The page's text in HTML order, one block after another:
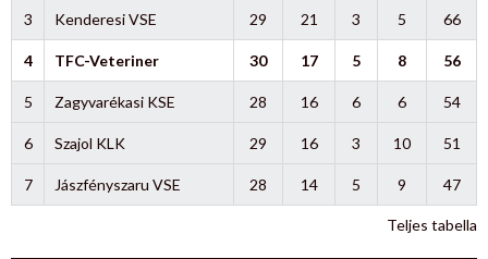
3 Kenderesi VSE 29 21 3 5 66
4 TFC-Veteriner 30 17 5 8 56
5 Zagyvarékasi KSE 28 16 6 6 54
6 Szajol KLK 29 16 3 10 51
7 Jászfényszaru VSE 28 14 5 9 47
Teljes tabella